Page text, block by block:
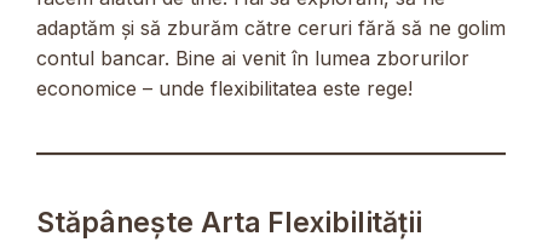
adaptăm și să zburăm către ceruri fără să ne golim
contul bancar. Bine ai venit în lumea zborurilor
economice – unde flexibilitatea este rege!
Stăpânește Arta Flexibilității